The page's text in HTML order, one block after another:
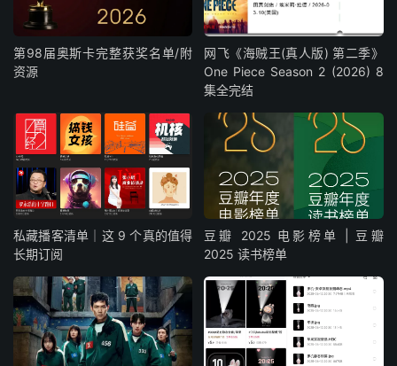
第98届奥斯卡完整获奖名单/附
资源
网飞《海贼王(真人版) 第二季》
One Piece Season 2 (2026) 8
集全完结
私藏播客清单｜这 9 个真的值得
长期订阅
豆瓣 2025 电影榜单 | 豆瓣
2025 读书榜单